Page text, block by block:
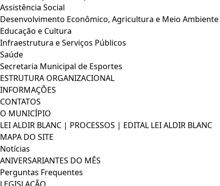
Assistência Social
Desenvolvimento Econômico, Agricultura e Meio Ambiente
Educação e Cultura
Infraestrutura e Serviços Públicos
Saúde
Secretaria Municipal de Esportes
ESTRUTURA ORGANIZACIONAL
INFORMAÇÕES
CONTATOS
O MUNICÍPIO
LEI ALDIR BLANC | PROCESSOS | EDITAL LEI ALDIR BLANC
MAPA DO SITE
Notícias
ANIVERSARIANTES DO MÊS
Perguntas Frequentes